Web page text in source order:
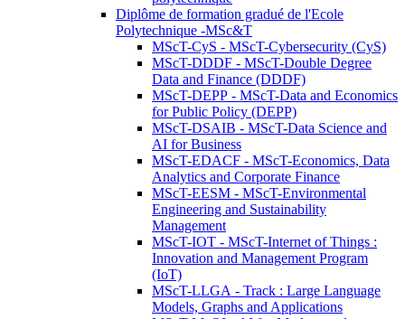
Diplôme de formation gradué de l'Ecole
Polytechnique -MSc&T
MScT-CyS - MScT-Cybersecurity (CyS)
MScT-DDDF - MScT-Double Degree
Data and Finance (DDDF)
MScT-DEPP - MScT-Data and Economics
for Public Policy (DEPP)
MScT-DSAIB - MScT-Data Science and
AI for Business
MScT-EDACF - MScT-Economics, Data
Analytics and Corporate Finance
MScT-EESM - MScT-Environmental
Engineering and Sustainability
Management
MScT-IOT - MScT-Internet of Things :
Innovation and Management Program
(IoT)
MScT-LLGA - Track : Large Language
Models, Graphs and Applications